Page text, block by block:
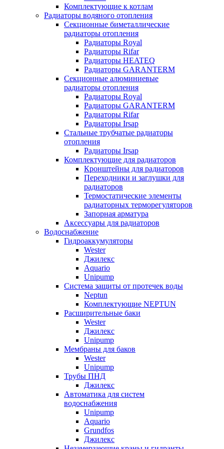
Комплектующие к котлам
Радиаторы водяного отопления
Секционные биметаллические
радиаторы отопления
Радиаторы Royal
Радиаторы Rifar
Радиаторы HEATEQ
Радиаторы GARANTERM
Секционные алюминиевые
радиаторы отопления
Радиаторы Royal
Радиаторы GARANTERM
Радиаторы Rifar
Радиаторы Irsap
Стальные трубчатые радиаторы
отопления
Радиаторы Irsap
Комплектующие для радиаторов
Кронштейны для радиаторов
Переходники и заглушки для
радиаторов
Термостатические элементы
радиаторных терморегуляторов
Запорная арматура
Аксессуары для радиаторов
Водоснабжение
Гидроаккумуляторы
Wester
Джилекс
Aquario
Unipump
Система защиты от протечек воды
Neptun
Комплектующие NEPTUN
Расширительные баки
Wester
Джилекс
Unipump
Мембраны для баков
Wester
Unipump
Трубы ПНД
Джилекс
Автоматика для систем
водоснабжения
Unipump
Aquario
Grundfos
Джилекс